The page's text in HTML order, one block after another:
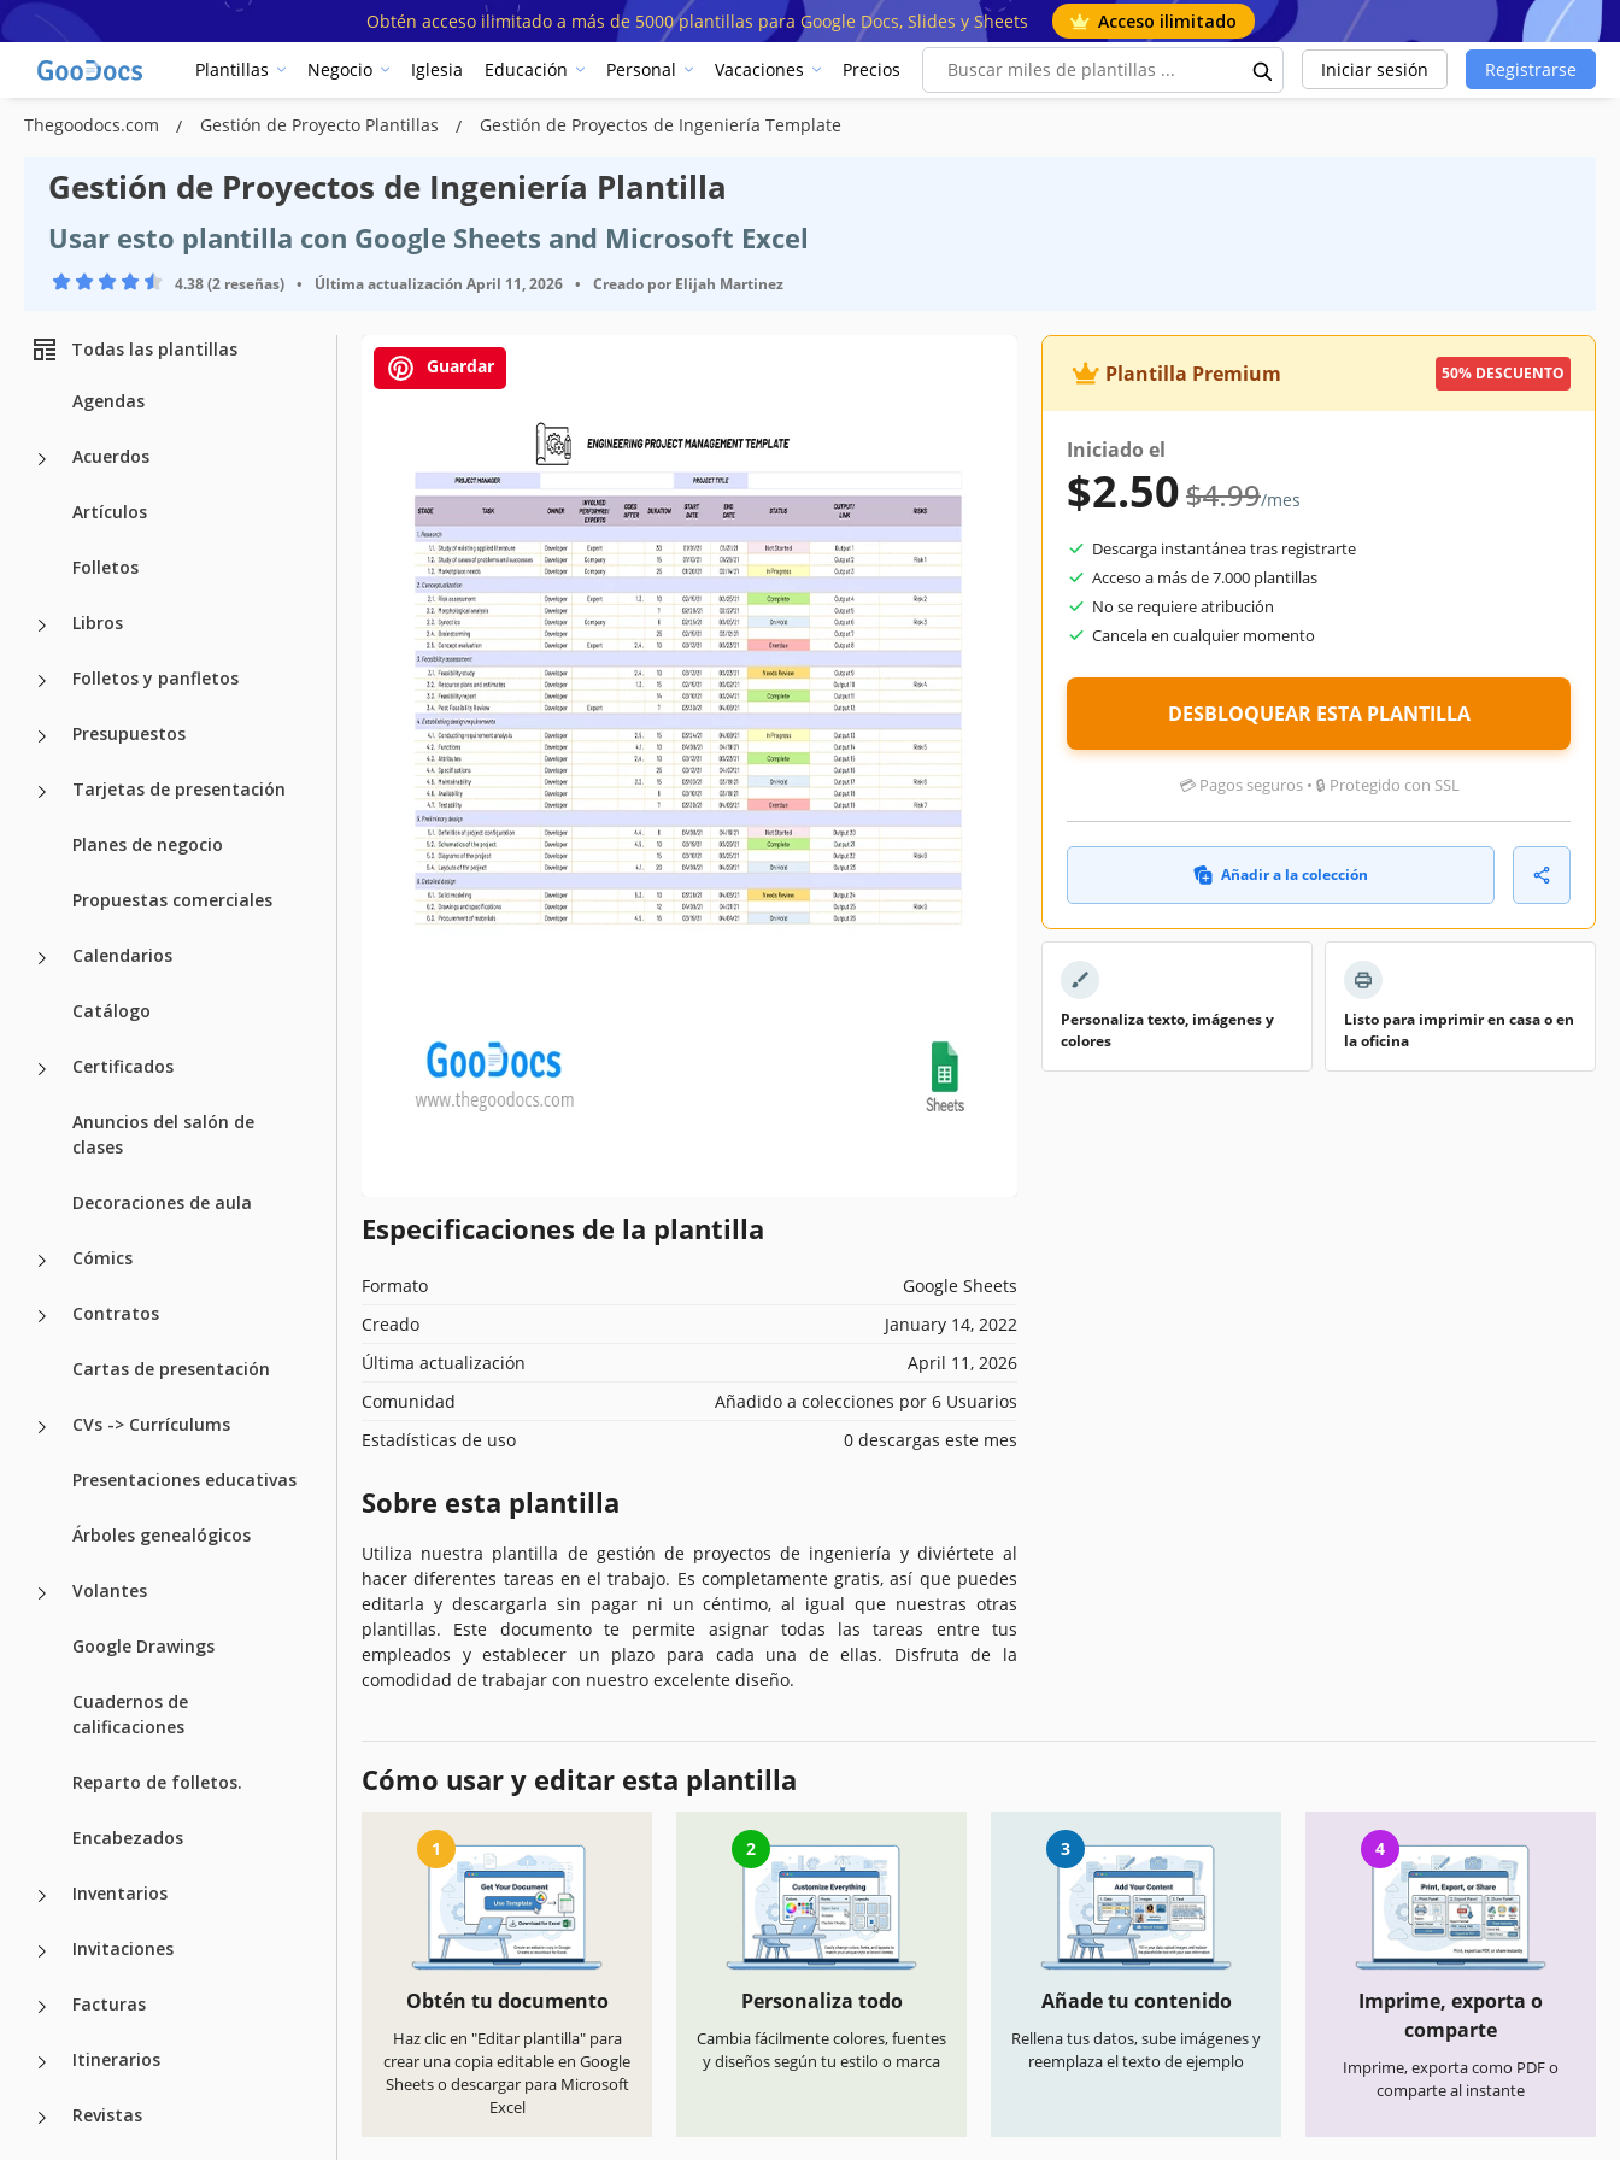
Obtén acceso ilimitado a más de 5000 plantillas para Google Docs, Slides y Sheets Acceso ilimitado
Plantillas Negocio Iglesia Educación Personal Vacaciones Precios Iniciar sesión Registrarse
Thegoodocs.com Gestión de Proyecto Plantillas Gestión de Proyectos de Ingeniería Template
Gestión de Proyectos de Ingeniería Plantilla
Usar esto plantilla con Google Sheets and Microsoft Excel
4.38 (2 reseñas) • Última actualización April 11, 2026 • Creado por Elijah Martinez
Todas las plantillas
Agendas
Acuerdos
Artículos
Folletos
Libros
Folletos y panfletos
Presupuestos
Tarjetas de presentación
Planes de negocio
Propuestas comerciales
Calendarios
Catálogo
Certificados
Anuncios del salón de
clases
Decoraciones de aula
Cómics
Contratos
Cartas de presentación
CVs -> Currículums
Presentaciones educativas
Árboles genealógicos
Volantes
Google Drawings
Cuadernos de
calificaciones
Reparto de folletos.
Encabezados
Inventarios
Invitaciones
Facturas
Itinerarios
Revistas
Guardar
Especificaciones de la plantilla
Formato
Google Sheets
Creado
January 14, 2022
Última actualización
April 11, 2026
Comunidad
Añadido a colecciones por 6 Usuarios
Estadísticas de uso
0 descargas este mes
Sobre esta plantilla
Utiliza nuestra plantilla de gestión de proyectos de ingeniería y diviértete al
hacer diferentes tareas en el trabajo. Es completamente gratis, así que puedes
editarla y descargarla sin pagar ni un céntimo, al igual que nuestras otras
plantillas. Este documento te permite asignar todas las tareas entre tus
empleados y establecer un plazo para cada una de ellas. Disfruta de la
comodidad de trabajar con nuestro excelente diseño.
Plantilla Premium 50% DESCUENTO
Iniciado el
$2.50$4.99/mes
Descarga instantánea tras registrarte
Acceso a más de 7.000 plantillas
No se requiere atribución
Cancela en cualquier momento
DESBLOQUEAR ESTA PLANTILLA
💳 Pagos seguros • 🔒 Protegido con SSL
Añadir a la colección
Personaliza texto, imágenes y
colores
Listo para imprimir en casa o en
la oficina
Cómo usar y editar esta plantilla
1
Obtén tu documento
Haz clic en "Editar plantilla" para
crear una copia editable en Google
Sheets o descargar para Microsoft
Excel
2
Personaliza todo
Cambia fácilmente colores, fuentes
y diseños según tu estilo o marca
3
Añade tu contenido
Rellena tus datos, sube imágenes y
reemplaza el texto de ejemplo
4
Imprime, exporta o
comparte
Imprime, exporta como PDF o
comparte al instante